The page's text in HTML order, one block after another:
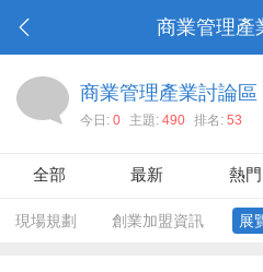
商業管理產
商業管理產業討論區
今日: 0 主題: 490 排名: 53
全部 最新 熱門
現場規劃 創業加盟資訊 展